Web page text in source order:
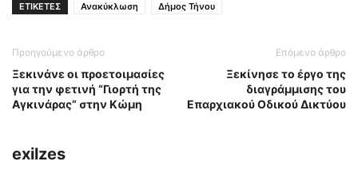
ΕΤΙΚΕΤΕΣ Ανακύκλωση Δήμος Τήνου
Προηγούμενο άρθρο
Ξεκινάνε οι προετοιμασίες
για την φετινή “Γιορτή της
Αγκινάρας” στην Κώμη
Επόμενο άρθρο
Ξεκίνησε το έργο της
διαγράμμισης του
Επαρχιακού Οδικού Δικτύου
exilzes